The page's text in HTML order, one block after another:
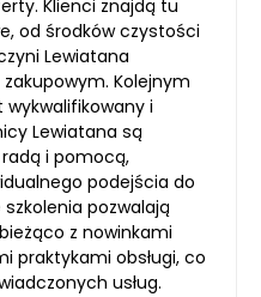
Klienci znajdą tu
od środków czystości
Lewiatana
Kolejnym
i
Lewiatana są
radą i pomocą,
podejścia do
pozwalają
z nowinkami
praktykami obsługi, co
usług.